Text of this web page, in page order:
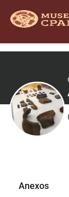
Anexos